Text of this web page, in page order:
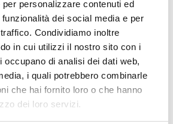
personalizzare contenuti ed
dei social media e per
Condividiamo inoltre
in cui utilizzi il nostro sito con i
occupano di analisi dei dati web,
i quali potrebbero combinarle
che hai fornito loro o che hanno
dei loro servizi.